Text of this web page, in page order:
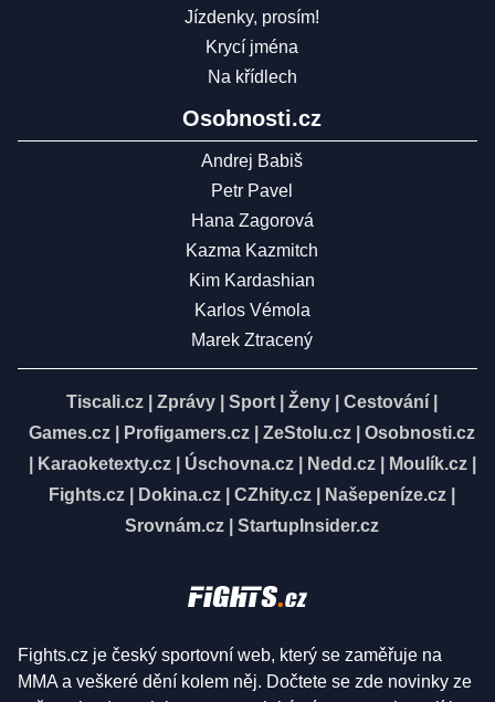
Jízdenky, prosím!
Krycí jména
Na křídlech
Osobnosti.cz
Andrej Babiš
Petr Pavel
Hana Zagorová
Kazma Kazmitch
Kim Kardashian
Karlos Vémola
Marek Ztracený
Tiscali.cz Zprávy Sport Ženy Cestování
Games.cz
Profigamers.cz ZeStolu.cz
Osobnosti.cz
Karaoketexty.cz| Úschovna.cz| Nedd.cz| Moulík.cz|
Fights.cz
Dokina.cz CZhity.cz Našepeníze.cz
Srovnám.cz
StartupInsider.cz
Fights.cz je český sportovní web, který se zaměřuje na
MMA a veškeré dění kolem něj. Dočtete se zde novinky ze